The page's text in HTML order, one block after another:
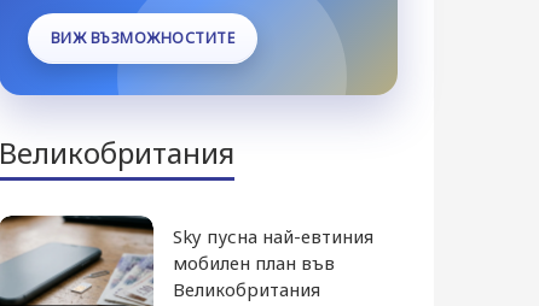
ВИЖ ВЪЗМОЖНОСТИТЕ
Великобритания
Sky пусна най-евтиния
мобилен план във
Великобритания